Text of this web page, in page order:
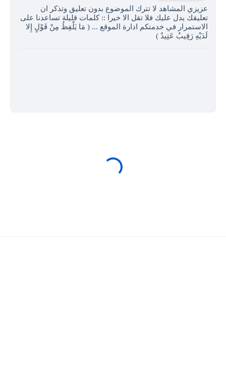
عزيزي المشاهد لا تترك الموضوع بدون تعليق وتذكر ان
تعليقك يدل عليك فلا تقل الا خيرا :: كلمات قليلة تساعدنا على
الاستمرار في خدمتكم ادارة الموقع ... ( مَا يَلْفِظُ مِنْ قَوْلٍ إِلا
لَدَيْهِ رَقِيبٌ عَتِيدٌ )